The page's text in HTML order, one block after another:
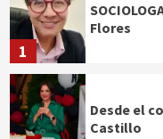
1
Flores
Desde el
Castillo